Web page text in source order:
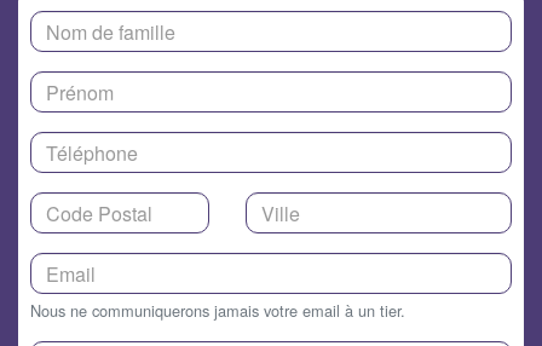
Nous ne communiquerons jamais votre email à un tier.